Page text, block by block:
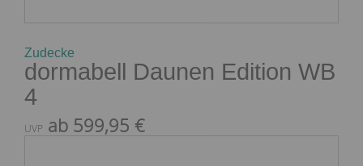
Zudecke
dormabell Daunen Edition WB
4
UVP ab 599,95 €